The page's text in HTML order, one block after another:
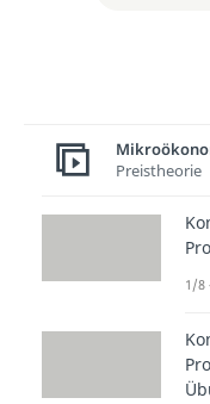
Preistheorie
1/8